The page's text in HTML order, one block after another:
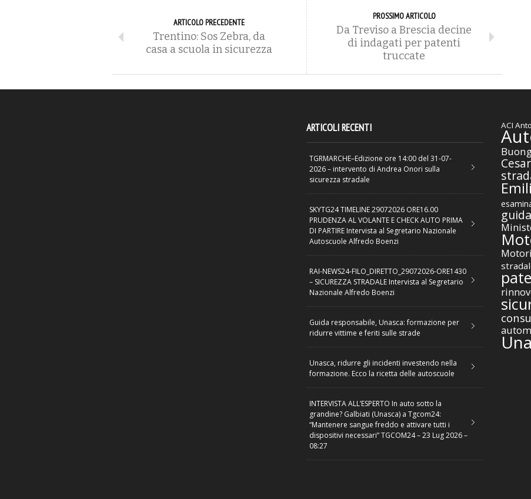
ARTICOLO PRECEDENTE
Trentino: Sos Zebra, da
casa a scuola in sicurezza
PROSSIMO ARTICOLO
Da Treviso a Brescia decine
di indagati per patenti
truccate
ARTICOLI RECENTI
TGRMARCHE–Edizione ore 14:00 del 31-07-
2026 – intervento di Andrea Onori sulla
sicurezza stradale
SKYTG24 TIMELINE 29072026 ORE16.00
PRUDENZA AL VOLANTE E CHECK AUTO PRIMA
DI PARTIRE Intervista al Segretario Nazionale
Autoscuole Alfredo Boenzi
RAI-NEWS24-FILO_DIRETTO_29072026-ORE1430
– SICUREZZA STRADALE Intervista al Segretario
Nazionale Alfredo Boenzi
Guida responsabile, Unasca: formazione per
ridurre vittime e feriti sulle strade
Unasca, ridurre gli incidenti investendo nella
formazione. Ecco la ricetta delle autoscuole
INTERVISTA ALL’ESPERTO In auto sotto la
grandine? Galbiati (Unasca) a Tgcom24:
“Mantenere sangue freddo e attivare tutti i
dispositivi necessari” TGCOM24 – 23 Lug 2026 –
08:27
ACI
guida